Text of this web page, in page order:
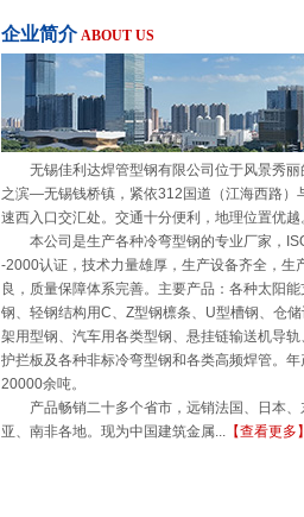
企业简介 ABOUT US
无锡佳利达焊管型钢有限公司位于风景秀丽
之滨—无锡钱桥镇，紧依312国道（江海西路）
速西入口交汇处。交通十分便利，地理位置优越
本公司是生产各种冷弯型钢的专业厂家，
-2000认证，技术力量雄厚，生产设备齐全，生
良，质量保障体系完善。主要产品：各种太阳能
钢、轻钢结构用C、Z型钢檩条、U型槽钢、仓
架用型钢、汽车用各类型钢、悬挂链输送机导轨
护拦板及各种非标冷弯型钢和各类高频焊管。年
20000余吨。
产品畅销二十多个省市，远销法国、日本、
亚、南非各地。现为中国建筑金属... 【查看更多